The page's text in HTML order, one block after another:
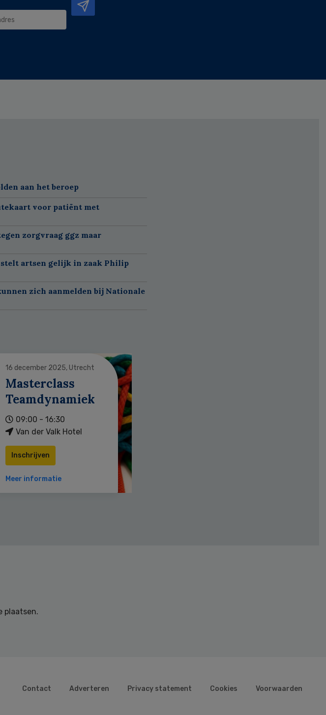
aan het beroep
voor patiënt met
zorgvraag ggz maar
stelt artsen gelijk in zaak Philip
zich aanmelden bij Nationale
16 december 2025, Utrecht
Masterclass
Teamdynamiek
09:00 - 16:30
Van der Valk Hotel
Inschrijven
Meer informatie
plaatsen.
Contact Adverteren Privacy statement Cookies Voorwaarden